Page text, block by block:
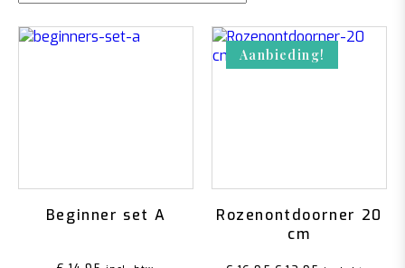
Beginner set A
Aanbieding!
Rozenontdoorner 20
cm